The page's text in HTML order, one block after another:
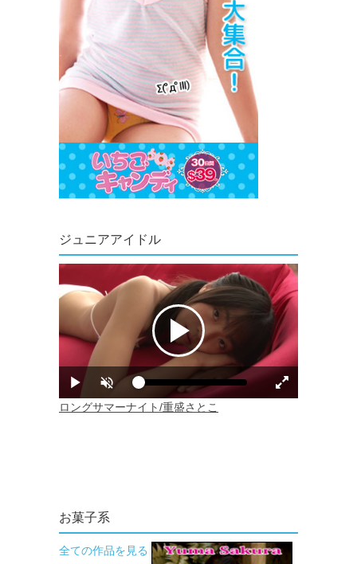
ジュニアアイドル
お菓子系
全ての作品を見る